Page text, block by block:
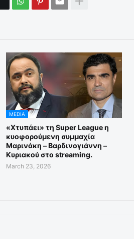
MEDIA
«Χτυπάει» τη Super League η
κυοφορούμενη συμμαχία
Μαρινάκη – Βαρδινογιάννη –
Κυριακού στο streaming.
March 23, 2026